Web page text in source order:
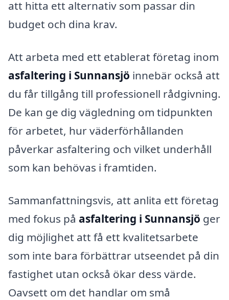
att hitta ett alternativ som passar din
budget och dina krav.
Att arbeta med ett etablerat företag inom
asfaltering i Sunnansjö innebär också att
du får tillgång till professionell rådgivning.
De kan ge dig vägledning om tidpunkten
för arbetet, hur väderförhållanden
påverkar asfaltering och vilket underhåll
som kan behövas i framtiden.
Sammanfattningsvis, att anlita ett företag
med fokus på asfaltering i Sunnansjö ger
dig möjlighet att få ett kvalitetsarbete
som inte bara förbättrar utseendet på din
fastighet utan också ökar dess värde.
Oavsett om det handlar om små